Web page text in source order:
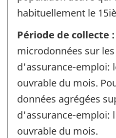
habituellement le
Période de collecte :
microdonnées sur
d'assurance-emploi:
ouvrable du mois.
données agrégées
d'assurance-emploi:
ouvrable du mois.